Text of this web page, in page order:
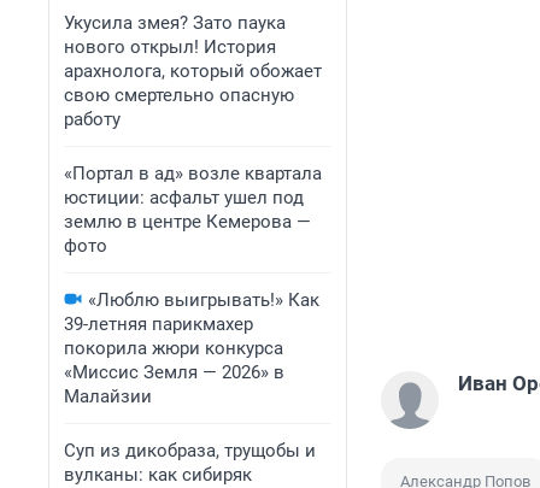
Укусила змея? Зато паука
нового открыл! История
арахнолога, который обожает
свою смертельно опасную
работу
«Портал в ад» возле квартала
юстиции: асфальт ушел под
землю в центре Кемерова —
фото
«Люблю выигрывать!» Как
39-летняя парикмахер
покорила жюри конкурса
«Миссис Земля — 2026» в
Малайзии
Суп из дикобраза, трущобы и
вулканы: как сибиряк
Иван
Александр Попов